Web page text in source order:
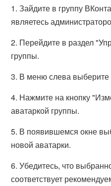
1. Зайдите в группу
являетесь
2. Перейдите в раздел
группы.
3. В меню слева выберите
4. Нажмите на кнопку
аватаркой группы.
5. В появившемся окне
новой аватарки.
6. Убедитесь, что
соответствует